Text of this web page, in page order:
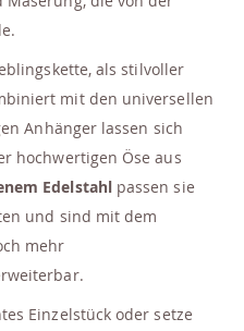
als stilvoller
mit den universellen
Anhänger lassen sich
hochwertigen Öse aus
Edelstahlpassen sie
und sind mit dem
mehr
Einzelstück oder setze